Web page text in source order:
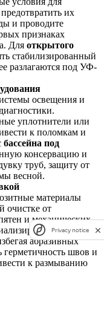
их
и проводите
признаках
Для открытого
стабилизированный
разлагаются под УФ-
освещения и
уплотнители или
к поломкам и
бассейна под
консервацию и
труб, защиту от
весной.
материалы
очистке от
и механических
абразивных
герметичность швов и
к размыванию
Privacy notice